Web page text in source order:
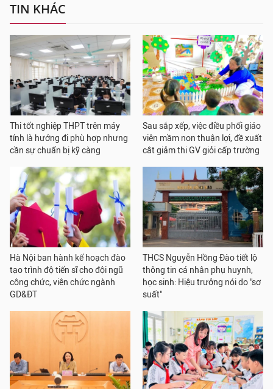
TIN KHÁC
Thi tốt nghiệp THPT trên máy
tính là hướng đi phù hợp nhưng
cần sự chuẩn bị kỹ càng
Sau sắp xếp, việc điều phối giáo
viên mầm non thuận lợi, đề xuất
cắt giảm thi GV giỏi cấp trường
Hà Nội ban hành kế hoạch đào
tạo trình độ tiến sĩ cho đội ngũ
công chức, viên chức ngành
GD&ĐT
THCS Nguyễn Hồng Đào tiết lộ
thông tin cá nhân phụ huynh,
học sinh: Hiệu trưởng nói do "sơ
suất"